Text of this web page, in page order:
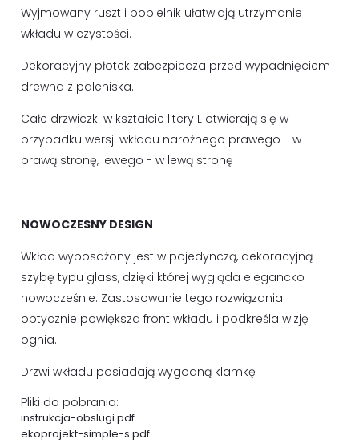
Wyjmowany ruszt i popielnik ułatwiają utrzymanie
wkładu w czystości.
Dekoracyjny płotek zabezpiecza przed wypadnięciem
drewna z paleniska.
Całe drzwiczki w kształcie litery L otwierają się w
przypadku wersji wkładu narożnego prawego - w
prawą stronę, lewego - w lewą stronę
NOWOCZESNY DESIGN
Wkład wyposażony jest w pojedynczą, dekoracyjną
szybę typu glass, dzięki której wygląda elegancko i
nowocześnie. Zastosowanie tego rozwiązania
optycznie powiększa front wkładu i podkreśla wizję
ognia.
Drzwi wkładu posiadają wygodną klamkę
Pliki do pobrania:
instrukcja-obslugi.pdf
ekoprojekt-simple-s.pdf